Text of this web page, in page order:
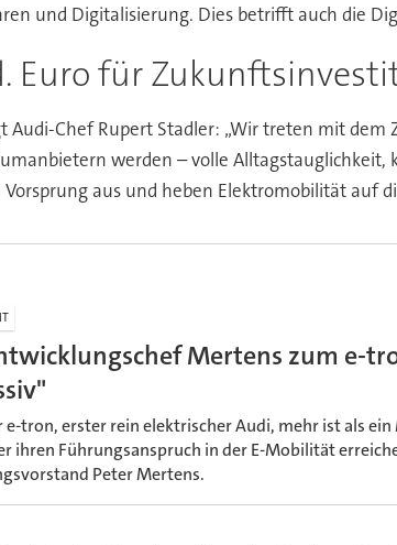
und Digitalisierung. Dies betrifft auch die
Euro für
Audi-Chef Rupert Stadler: „Wir treten mit
werden – volle Alltagstauglichkeit,
aus und heben Elektromobilität auf
Mertens zum e-
e-tron, erster rein elektrischer Audi, mehr ist als
ihren Führungsanspruch in der E-Mobilität
Peter Mertens.